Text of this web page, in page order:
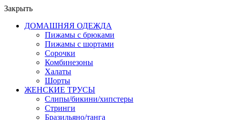
Закрыть
ДОМАШНЯЯ ОДЕЖДА
Пижамы с брюками
Пижамы с шортами
Сорочки
Комбинезоны
Халаты
Шорты
ЖЕНСКИЕ ТРУСЫ
Слипы/бикини/хипстеры
Стринги
Бразильяно/танга